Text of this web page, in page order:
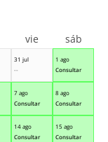
31 jul
--
1 ago
Consultar
7 ago
Consultar
8 ago
Consultar
14 ago
Consultar
15 ago
Consultar
vie sáb